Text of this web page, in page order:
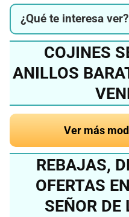
¿Qué te interesa ver?
COJINES
ANILLOS
Ver más
REBAJAS,
OFERTAS
SEÑOR DE